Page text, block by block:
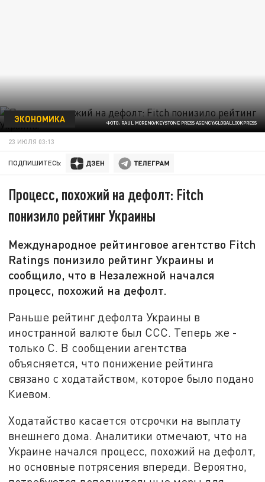
ФОТО: RAUL MORENO/KEYSTONE PRESS AGENCY/GLOBALLOOKPRESS
ЭКОНОМИКА
23 ИЮЛЯ 03:13
ПОДПИШИТЕСЬ:
Процесс, похожий на дефолт: Fitch
понизило рейтинг Украины
Международное рейтинговое агентство Fitch
Ratings понизило рейтинг Украины и
сообщило, что в Незалежной начался
процесс, похожий на дефолт.
Раньше рейтинг дефолта Украины в
иностранной валюте был CCC. Теперь же -
только C. В сообщении агентства
объясняется, что понижение рейтинга
связано с ходатайством, которое было подано
Киевом.
Ходатайство касается отсрочки на выплату
внешнего дома. Аналитики отмечают, что на
Украине начался процесс, похожий на дефолт,
но основные потрясения впереди. Вероятно,